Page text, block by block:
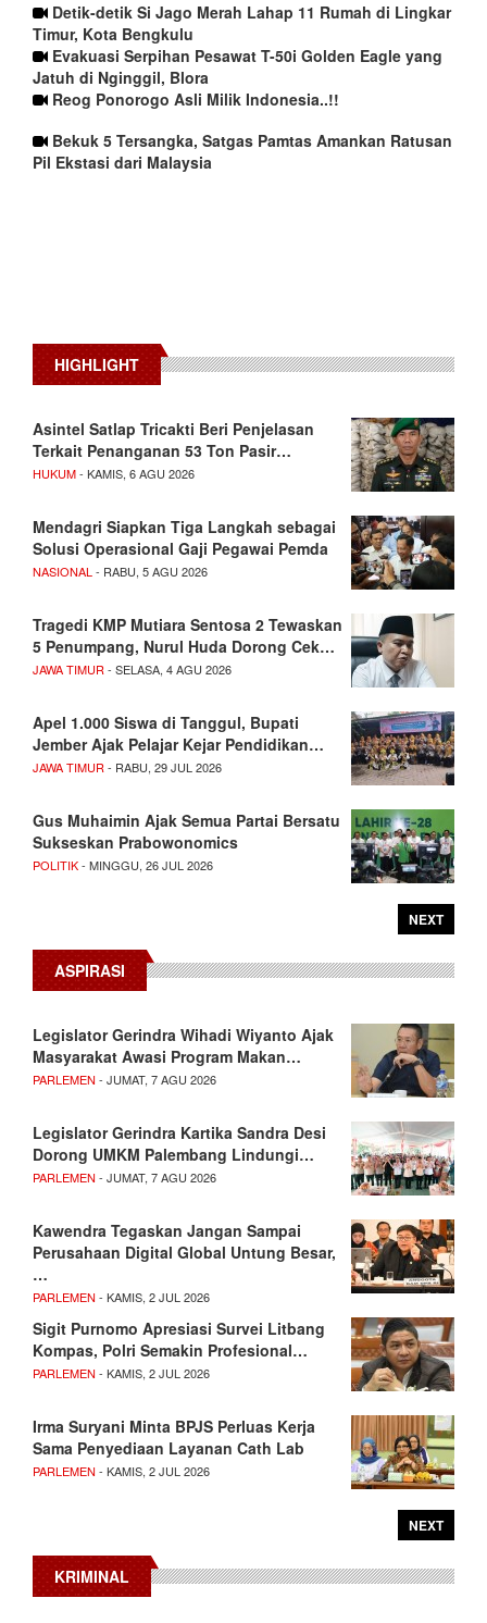
Detik-detik Si Jago Merah Lahap 11 Rumah di Lingkar
Timur, Kota Bengkulu
Evakuasi Serpihan Pesawat T-50i Golden Eagle yang
Jatuh di Nginggil, Blora
Reog Ponorogo Asli Milik Indonesia..!!
Bekuk 5 Tersangka, Satgas Pamtas Amankan Ratusan
Pil Ekstasi dari Malaysia
HIGHLIGHT
Asintel Satlap Tricakti Beri Penjelasan
Terkait Penanganan 53 Ton Pasir…
HUKUM- KAMIS, 6 AGU 2026
Mendagri Siapkan Tiga Langkah sebagai
Solusi Operasional Gaji Pegawai Pemda
NASIONAL - RABU, 5 AGU 2026
Tragedi KMP Mutiara Sentosa 2 Tewaskan
5 Penumpang, Nurul Huda Dorong Cek…
JAWA TIMUR - SELASA, 4 AGU 2026
Apel 1.000 Siswa di Tanggul, Bupati
Jember Ajak Pelajar Kejar Pendidikan…
JAWA TIMUR - RABU, 29 JUL 2026
Gus Muhaimin Ajak Semua Partai Bersatu
Sukseskan Prabowonomics
POLITIK- MINGGU, 26 JUL 2026
NEXT
ASPIRASI
Legislator Gerindra Wihadi Wiyanto Ajak
Masyarakat Awasi Program Makan…
PARLEMEN - JUMAT, 7 AGU 2026
Legislator Gerindra Kartika Sandra Desi
Dorong UMKM Palembang Lindungi…
PARLEMEN - JUMAT, 7 AGU 2026
Kawendra Tegaskan Jangan Sampai
Perusahaan Digital Global Untung Besar,
…
PARLEMEN - KAMIS, 2 JUL 2026
Sigit Purnomo Apresiasi Survei Litbang
Kompas, Polri Semakin Profesional…
PARLEMEN - KAMIS, 2 JUL 2026
Irma Suryani Minta BPJS Perluas Kerja
Sama Penyediaan Layanan Cath Lab
PARLEMEN - KAMIS, 2 JUL 2026
NEXT
KRIMINAL